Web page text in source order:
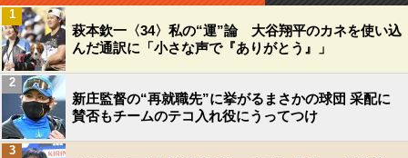
萩本欽一〈34〉私の“運”論 大谷翔平のカネを使い込
んだ通訳に「小さな声で『ありがとう』」
1
新庄監督の“再就職先”に挙がるまさかの球団 采配に
賛否もチームのテコ入れ役にうってつけ
2
3